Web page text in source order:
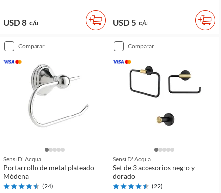
USD 8 c/u USD 5 c/u
comparar
Sensi D' Acqua
Portarrollo de metal plateado
Módena
(24)
comparar
Sensi D' Acqua
Set de 3 accesorios negro y
dorado
(22)